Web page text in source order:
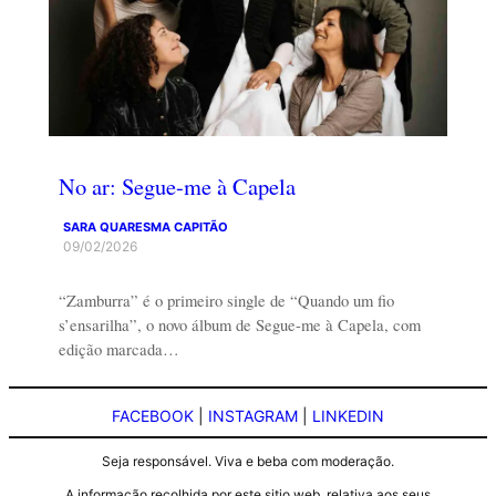
No ar: Segue-me à Capela
SARA QUARESMA CAPITÃO
09/02/2026
“Zamburra” é o primeiro single de “Quando um fio
s’ensarilha”, o novo álbum de Segue-me à Capela, com
edição marcada…
FACEBOOK INSTAGRAM LINKEDIN
Seja responsável. Viva e beba com moderação.